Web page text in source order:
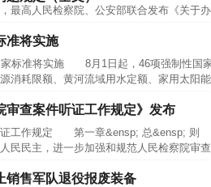
高人民检察院、公安部联合发布《关于
准将实施
准将实施 8月1日起，46项强制性国家
消耗限额、黄河流域用水定额、家用太阳
审查案件听证工作规定》发布
证工作规定 第一章&ensp; 总&ensp;
民民主，进一步加强和规范人民检察院审
销售军队退役报废装备